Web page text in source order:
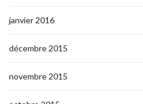
janvier 2016
décembre 2015
novembre 2015